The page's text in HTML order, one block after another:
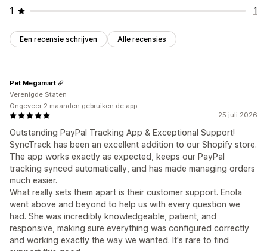
1
1
Een recensie schrijven Alle recensies
25 juli 2026
Outstanding PayPal Tracking App & Exceptional Support!
SyncTrack has been an excellent addition to our Shopify store.
The app works exactly as expected, keeps our PayPal
tracking synced automatically, and has made managing orders
much easier.
What really sets them apart is their customer support. Enola
went above and beyond to help us with every question we
had. She was incredibly knowledgeable, patient, and
responsive, making sure everything was configured correctly
and working exactly the way we wanted. It's rare to find
Pet Megamart
Verenigde Staten
Ongeveer 2 maanden gebruiken de app